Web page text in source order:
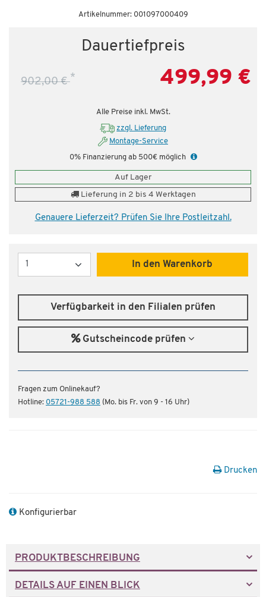
Artikelnummer: 001097000409
Dauertiefpreis
902,00 €* 499,99 €
Alle Preise inkl. MwSt.
zzgl. Lieferung
Montage-Service
0% Finanzierung ab 500€ möglich
Auf Lager
Lieferung in 2 bis 4 Werktagen
Genauere Lieferzeit? Prüfen Sie Ihre Postleitzahl.
Menge
In den Warenkorb
Verfügbarkeit in den Filialen prüfen
Gutscheincode prüfen
Fragen zum Onlinekauf?
Hotline: 05721-988 588 (Mo. bis Fr. von 9 - 16 Uhr)
Drucken
Konfigurierbar
PRODUKTBESCHREIBUNG
DETAILS AUF EINEN BLICK